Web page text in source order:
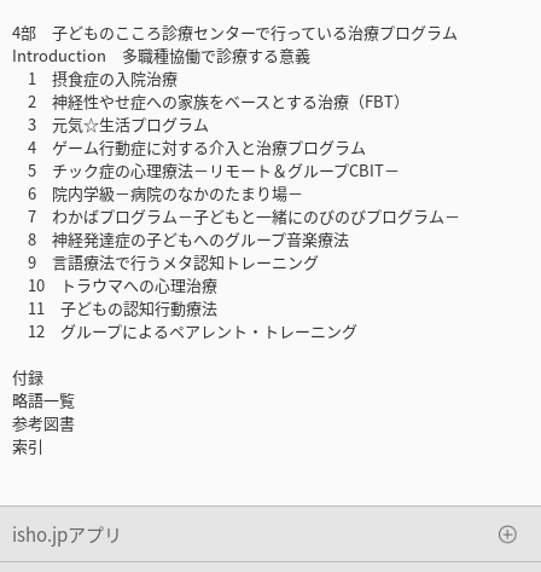
4部 子どものこころ診療センターで行っている治療プログラム
Introduction 多職種協働で診療する意義
1 摂食症の入院治療
2 神経性やせ症への家族をベースとする治療（FBT）
3 元気☆生活プログラム
4 ゲーム行動症に対する介入と治療プログラム
5 チック症の心理療法－リモート＆グループCBIT－
6 院内学級－病院のなかのたまり場－
7 わかばプログラム－子どもと一緒にのびのびプログラム－
8 神経発達症の子どもへのグループ音楽療法
9 言語療法で行うメタ認知トレーニング
10 トラウマへの心理治療
11 子どもの認知行動療法
12 グループによるペアレント・トレーニング
付録
略語一覧
参考図書
索引
isho.jpアプリ